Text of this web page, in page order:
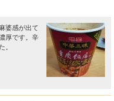
婆感が出て
厚です。辛